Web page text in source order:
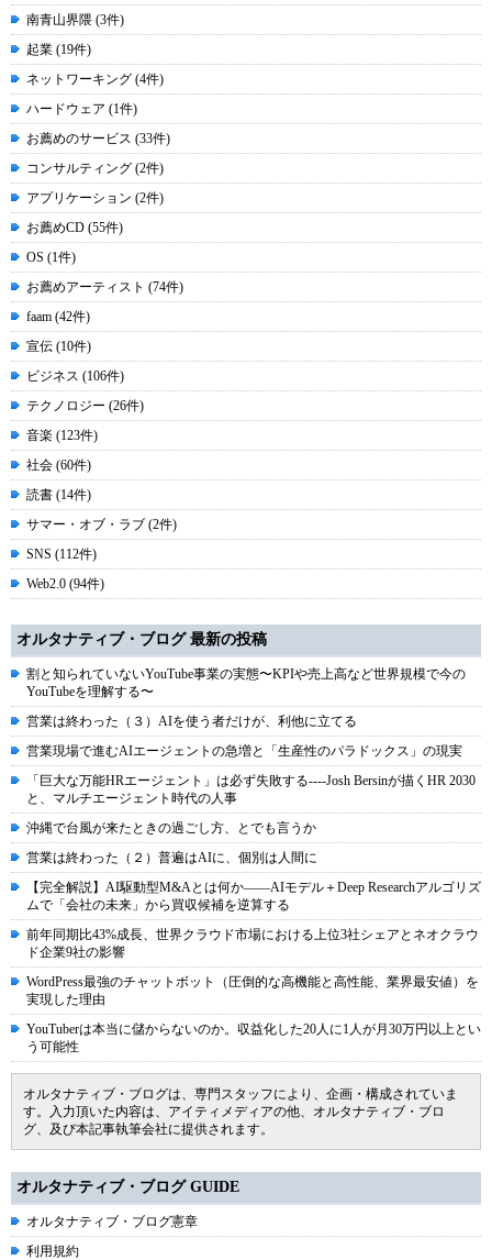
南青山界隈 (3件)
起業 (19件)
ネットワーキング (4件)
ハードウェア (1件)
お薦めのサービス (33件)
コンサルティング (2件)
アプリケーション (2件)
お薦めCD (55件)
OS (1件)
お薦めアーティスト (74件)
faam (42件)
宣伝 (10件)
ビジネス (106件)
テクノロジー (26件)
音楽 (123件)
社会 (60件)
読書 (14件)
サマー・オブ・ラブ (2件)
SNS (112件)
Web2.0 (94件)
オルタナティブ・ブログ 最新の投稿
割と知られていないYouTube事業の実態〜KPIや売上高など世界規模で今の
YouTubeを理解する〜
営業は終わった（３）AIを使う者だけが、利他に立てる
営業現場で進むAIエージェントの急増と「生産性のパラドックス」の現実
「巨大な万能HRエージェント」は必ず失敗する----Josh Bersinが描くHR 2030
と、マルチエージェント時代の人事
沖縄で台風が来たときの過ごし方、とでも言うか
営業は終わった（２）普遍はAIに、個別は人間に
【完全解説】AI駆動型M&Aとは何か――AIモデル＋Deep Researchアルゴリズ
ムで「会社の未来」から買収候補を逆算する
前年同期比43%成長、世界クラウド市場における上位3社シェアとネオクラウ
ド企業9社の影響
WordPress最強のチャットボット（圧倒的な高機能と高性能、業界最安値）を
実現した理由
YouTuberは本当に儲からないのか。収益化した20人に1人が月30万円以上とい
う可能性
オルタナティブ・ブログは、専門スタッフにより、企画・構成されていま
す。入力頂いた内容は、アイティメディアの他、オルタナティブ・ブロ
グ、及び本記事執筆会社に提供されます。
オルタナティブ・ブログ GUIDE
オルタナティブ・ブログ憲章
利用規約